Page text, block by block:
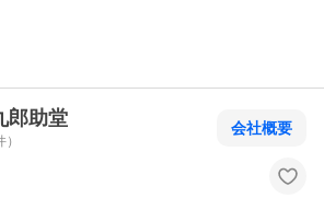
郎助堂
）
会社概要